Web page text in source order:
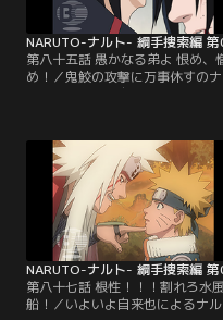
第八十五話 愚かなる弟よ 恨め、
め！／鬼鮫の攻撃に万事休すのナ
トは、間一髪、自来也に救われる
た。イタチと鬼鮫の前に立ちは
る自来也。しかしイタチとの戦い
傷つき倒れていたサスケが立ち上
り、再び兄に挑みかかる…。【提
供：バンダイチャンネル】
第八十七話 根性！！！割れろ水
船！／いよいよ自来也によるナル